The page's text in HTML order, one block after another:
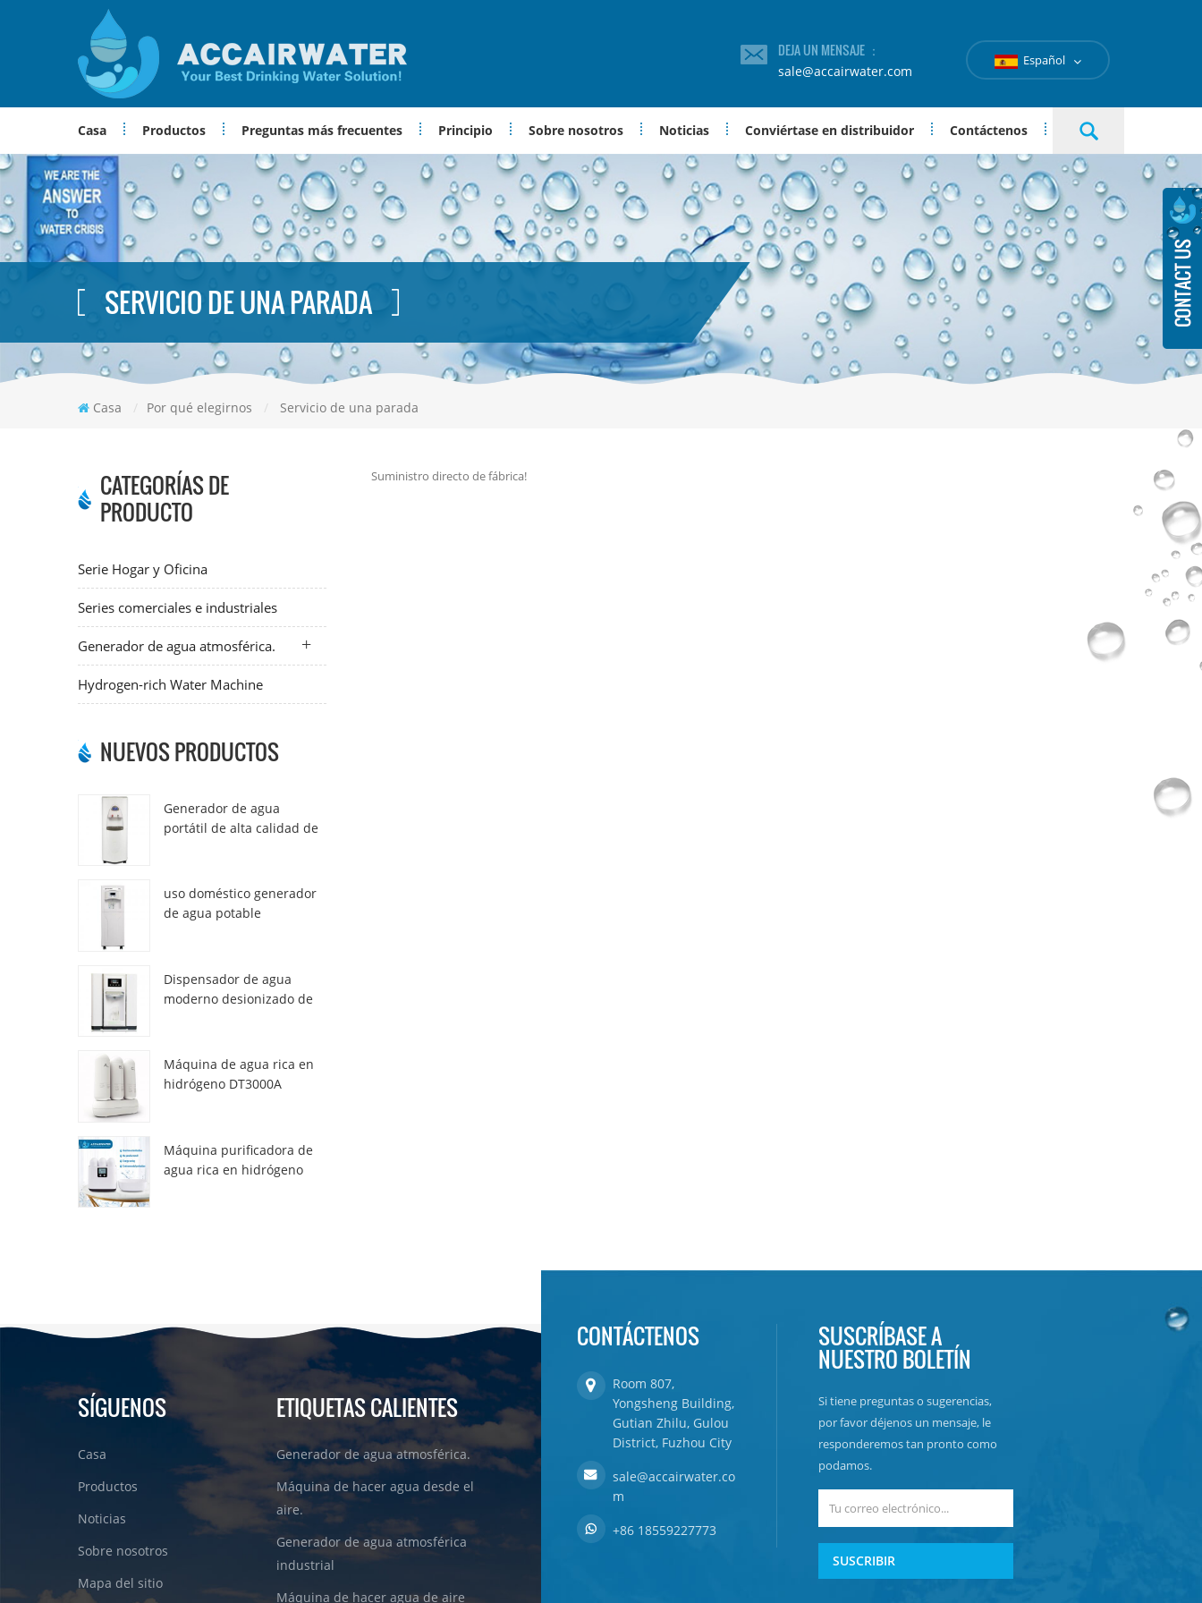
DEJA UN MENSAJE ：
sale@accairwater.com
Español
Casa Productos Preguntas más frecuentes Principio Sobre nosotros Noticias Conviértase en distribuidor Contáctenos
SERVICIO DE UNA PARADA
Casa / Por qué elegirnos / Servicio de una parada
CATEGORÍAS DE
PRODUCTO
Serie Hogar y Oficina
Series comerciales e industriales
Generador de agua atmosférica.
Hydrogen-rich Water Machine
NUEVOS PRODUCTOS
Generador de agua
portátil de alta calidad de
uso doméstico generador
de agua potable
Dispensador de agua
moderno desionizado de
Máquina de agua rica en
hidrógeno DT3000A
Máquina purificadora de
agua rica en hidrógeno
Suministro directo de fábrica!
SÍGUENOS
Casa
Productos
Noticias
Sobre nosotros
Mapa del sitio
ETIQUETAS CALIENTES
Generador de agua atmosférica.
Máquina de hacer agua desde el
aire.
Generador de agua atmosférica
industrial
Máquina de hacer agua de aire
CONTÁCTENOS
Room 807,
Yongsheng Building,
Gutian Zhilu, Gulou
District, Fuzhou City
sale@accairwater.co
m
+86 18559227773
SUSCRÍBASE A
NUESTRO BOLETÍN
Si tiene preguntas o sugerencias,
por favor déjenos un mensaje, le
responderemos tan pronto como
podamos.
SUSCRIBIR